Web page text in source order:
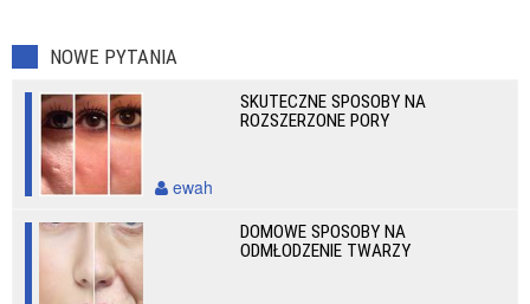
NOWE PYTANIA
SKUTECZNE SPOSOBY NA
ROZSZERZONE PORY
ewah
DOMOWE SPOSOBY NA
ODMŁODZENIE TWARZY